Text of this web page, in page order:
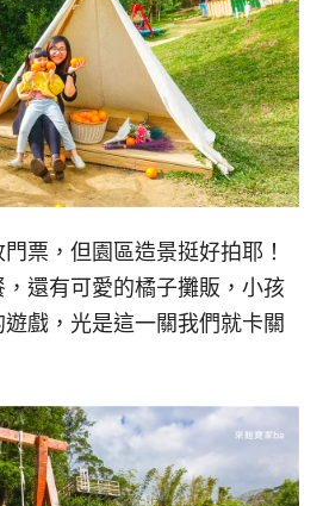
票，但園區造景挺好拍耶！
還有可愛的橘子攤販，小孩
戲，光是這一關我們就卡關